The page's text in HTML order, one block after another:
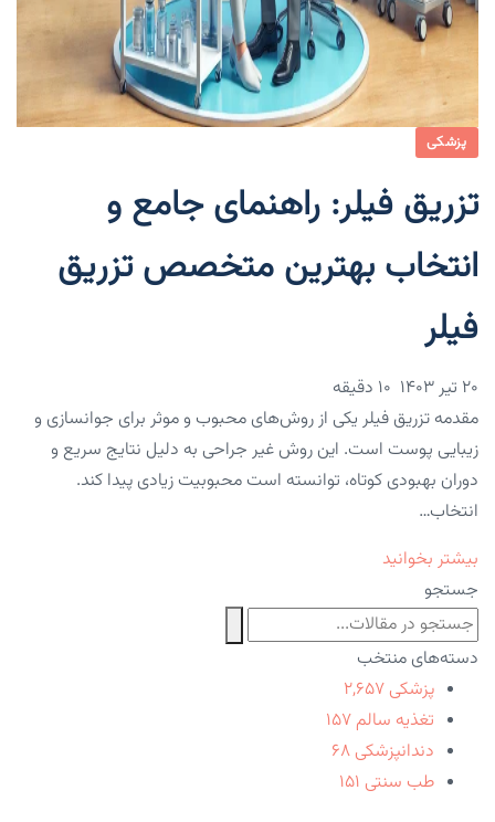
پزشکی
تزریق فیلر: راهنمای جامع و
انتخاب بهترین متخصص تزریق
فیلر
۲۰ تیر ۱۴۰۳
مقدمه تزریق فیلر یکی از روش‌های محبوب و موثر برای جوانسازی و
زیبایی پوست است. این روش غیر جراحی به دلیل نتایج سریع و
دوران بهبودی کوتاه، توانسته است محبوبیت زیادی پیدا کند.
انتخاب…
بیشتر بخوانید
جستجو
دسته‌های منتخب
پزشکی ۲,۶۵۷
تغذیه سالم ۱۵۷
دندانپزشکی ۶۸
طب سنتی ۱۵۱